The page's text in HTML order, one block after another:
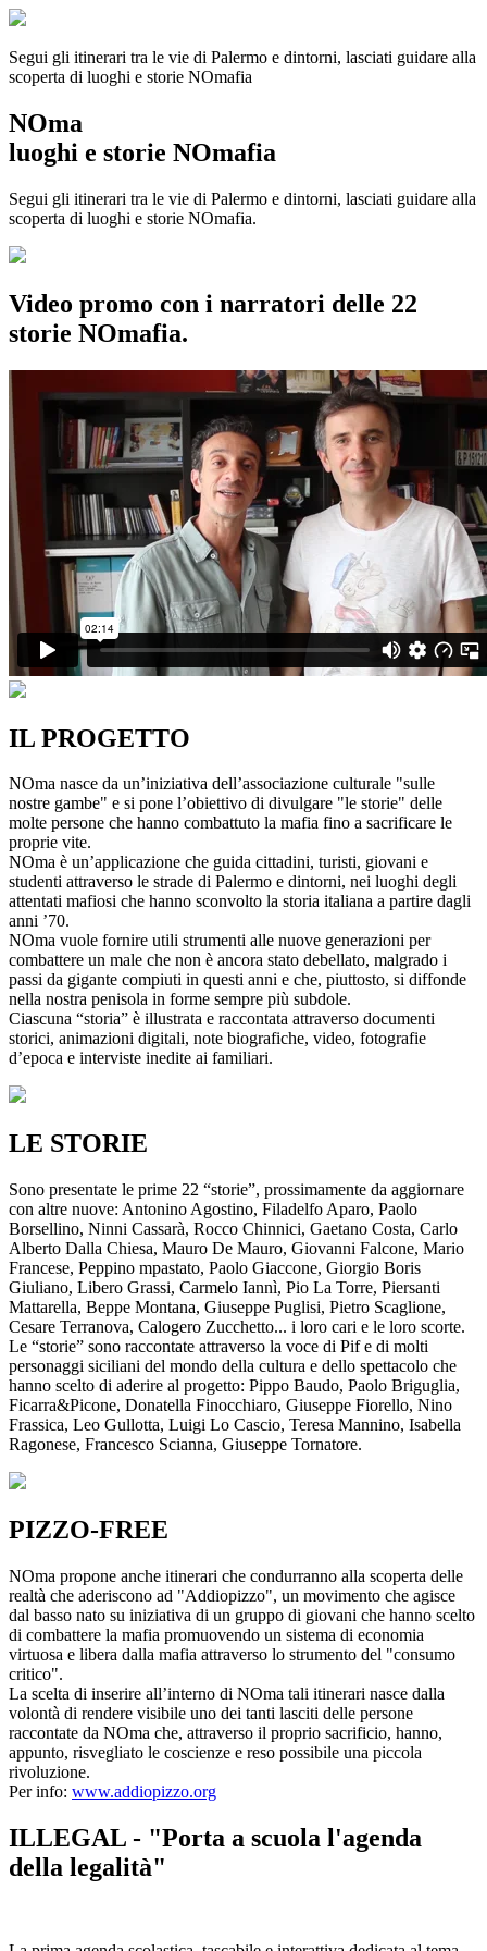
Segui gli itinerari tra le vie di Palermo e dintorni, lasciati guidare alla
scoperta di luoghi e storie NOmafia
NOma
luoghi e storie NOmafia
Segui gli itinerari tra le vie di Palermo e dintorni, lasciati guidare alla
scoperta di luoghi e storie NOmafia.
Video promo con i narratori delle 22
storie NOmafia.
IL PROGETTO
NOma nasce da un’iniziativa dell’associazione culturale "sulle
nostre gambe" e si pone l’obiettivo di divulgare "le storie" delle
molte persone che hanno combattuto la mafia fino a sacrificare le
proprie vite.
NOma è un’applicazione che guida cittadini, turisti, giovani e
studenti attraverso le strade di Palermo e dintorni, nei luoghi degli
attentati mafiosi che hanno sconvolto la storia italiana a partire dagli
anni ’70.
NOma vuole fornire utili strumenti alle nuove generazioni per
combattere un male che non è ancora stato debellato, malgrado i
passi da gigante compiuti in questi anni e che, piuttosto, si diffonde
nella nostra penisola in forme sempre più subdole.
Ciascuna “storia” è illustrata e raccontata attraverso documenti
storici, animazioni digitali, note biografiche, video, fotografie
d’epoca e interviste inedite ai familiari.
LE STORIE
Sono presentate le prime 22 “storie”, prossimamente da aggiornare
con altre nuove: Antonino Agostino, Filadelfo Aparo, Paolo
Borsellino, Ninni Cassarà, Rocco Chinnici, Gaetano Costa, Carlo
Alberto Dalla Chiesa, Mauro De Mauro, Giovanni Falcone, Mario
Francese, Peppino mpastato, Paolo Giaccone, Giorgio Boris
Giuliano, Libero Grassi, Carmelo Iannì, Pio La Torre, Piersanti
Mattarella, Beppe Montana, Giuseppe Puglisi, Pietro Scaglione,
Cesare Terranova, Calogero Zucchetto... i loro cari e le loro scorte.
Le “storie” sono raccontate attraverso la voce di Pif e di molti
personaggi siciliani del mondo della cultura e dello spettacolo che
hanno scelto di aderire al progetto: Pippo Baudo, Paolo Briguglia,
Ficarra&Picone, Donatella Finocchiaro, Giuseppe Fiorello, Nino
Frassica, Leo Gullotta, Luigi Lo Cascio, Teresa Mannino, Isabella
Ragonese, Francesco Scianna, Giuseppe Tornatore.
PIZZO-FREE
NOma propone anche itinerari che condurranno alla scoperta delle
realtà che aderiscono ad "Addiopizzo", un movimento che agisce
dal basso nato su iniziativa di un gruppo di giovani che hanno scelto
di combattere la mafia promuovendo un sistema di economia
virtuosa e libera dalla mafia attraverso lo strumento del "consumo
critico".
La scelta di inserire all’interno di NOma tali itinerari nasce dalla
volontà di rendere visibile uno dei tanti lasciti delle persone
raccontate da NOma che, attraverso il proprio sacrificio, hanno,
appunto, risvegliato le coscienze e reso possibile una piccola
rivoluzione.
Per info: www.addiopizzo.org
ILLEGAL - "Porta a scuola l'agenda
della legalità"